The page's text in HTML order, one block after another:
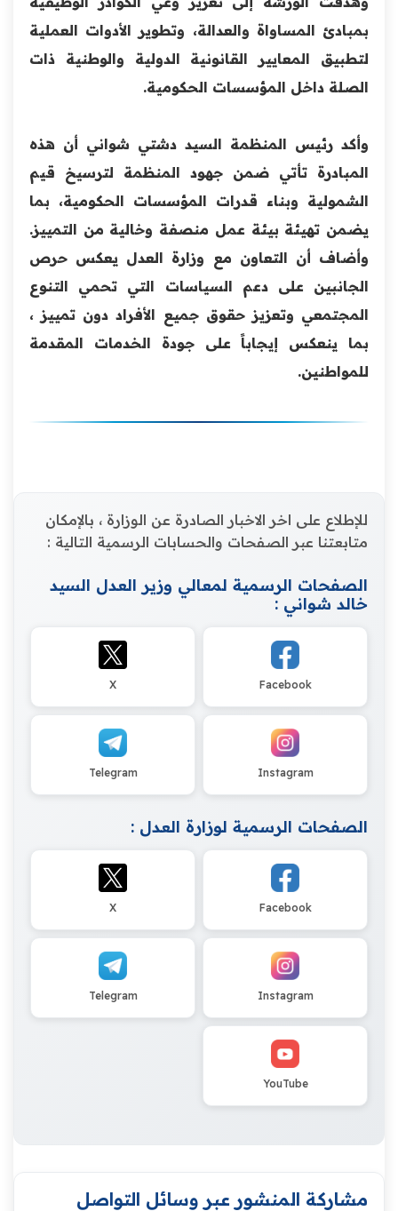
بمبادئ المساواة والعدالة، وتطوير الأدوات العملية
لتطبيق المعايير القانونية الدولية والوطنية ذات
الصلة داخل المؤسسات الحكومية.
‏وأكد رئيس المنظمة السيد دشتي شواني أن هذه
المبادرة تأتي ضمن جهود المنظمة لترسيخ قيم
الشمولية وبناء قدرات المؤسسات الحكومية، بما
يضمن تهيئة بيئة عمل منصفة وخالية من التمييز.
وأضاف أن التعاون مع وزارة العدل يعكس حرص
الجانبين على دعم السياسات التي تحمي التنوع
المجتمعي وتعزيز حقوق جميع الأفراد دون تمييز ،
بما ينعكس إيجاباً على جودة الخدمات المقدمة
للمواطنين.
للإطلاع على اخر الاخبار الصادرة عن الوزارة ، بالإمكان
متابعتنا عبر الصفحات والحسابات الرسمية التالية :
الصفحات الرسمية لمعالي وزير العدل السيد
خالد شواني :
Facebook
X
Instagram
Telegram
الصفحات الرسمية لوزارة العدل :
Facebook
X
Instagram
Telegram
YouTube
مشاركة المنشور عبر وسائل التواصل